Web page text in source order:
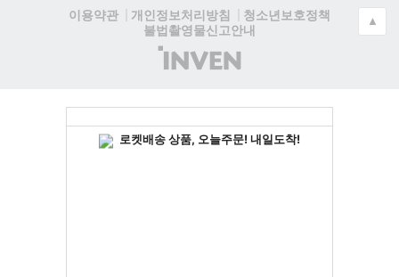
이용약관
개인정보처리방침
청소년보호정책
불법촬영물신고안내
(주)
인
▲